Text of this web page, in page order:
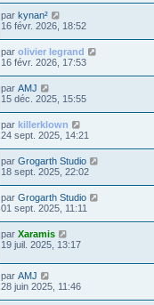
par kynan²
16 févr. 2026, 18:52
par olivier legrand
16 févr. 2026, 17:53
par AMJ
15 déc. 2025, 15:55
par killerklown
24 sept. 2025, 14:21
par Grogarth Studio
18 sept. 2025, 22:02
par Grogarth Studio
01 sept. 2025, 11:11
par Xaramis
19 juil. 2025, 13:17
par AMJ
28 juin 2025, 11:46